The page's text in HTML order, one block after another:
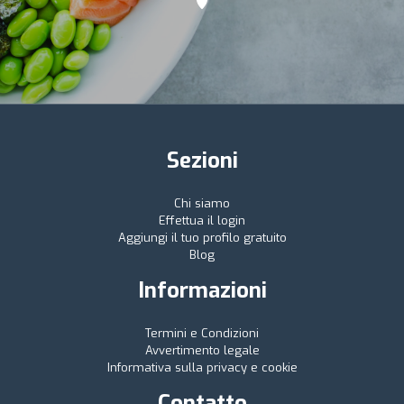
Sezioni
Chi siamo
Effettua il login
Aggiungi il tuo profilo gratuito
Blog
Informazioni
Termini e Condizioni
Avvertimento legale
Informativa sulla privacy e cookie